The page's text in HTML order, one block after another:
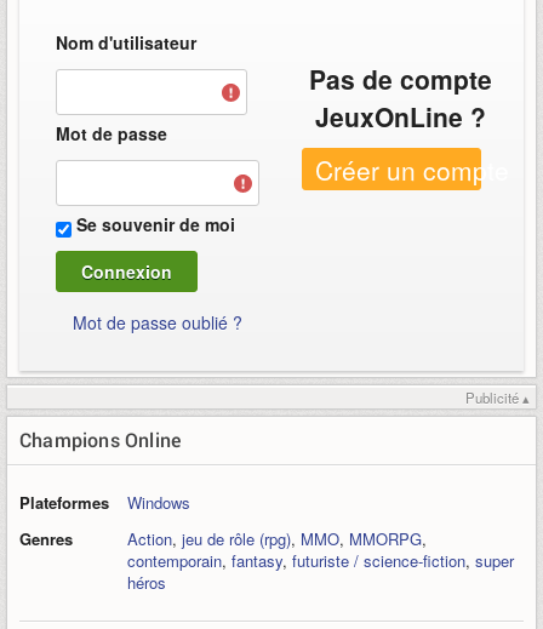
Nom d'utilisateur
Mot de passe
Se souvenir de moi
Mot de passe oublié ?
Pas de compte
JeuxOnLine ?
Créer un compte
Publicité ▴
Champions Online
Plateformes
Windows
Genres
Action, jeu de rôle (rpg), MMO, MMORPG,
contemporain, fantasy, futuriste / science-fiction, super
héros